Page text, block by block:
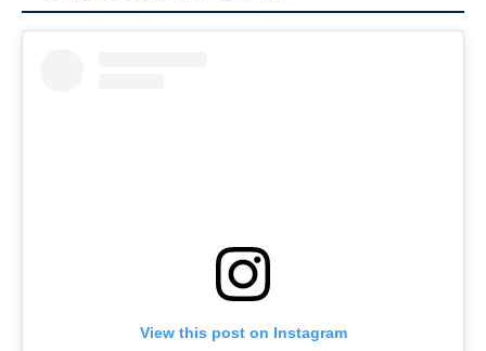
View this post on Instagram